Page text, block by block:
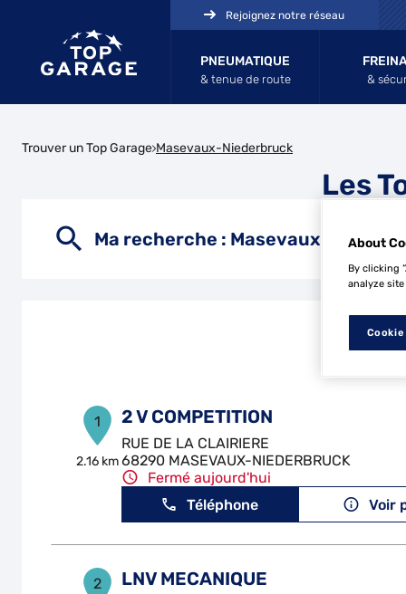
PNEUMATIQUE
& tenue de route &
Rejoignez notre réseau
Trouver un Top Garage Masevaux-Niederbruck
Les
Ma recherche : Masevaux-
1
2.16 km
2 V COMPETITION
RUE DE LA CLAIRIERE
68290 MASEVAUX-NIEDERBRUCK
Fermé aujourd'hui
Téléphone
Voir
2 LNV MECANIQUE
About
By clicking
analyze